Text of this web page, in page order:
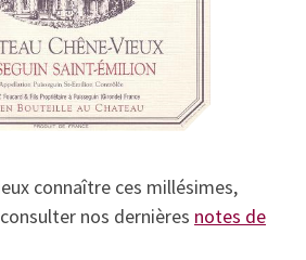
connaître ces millésimes,
nos dernières notes de